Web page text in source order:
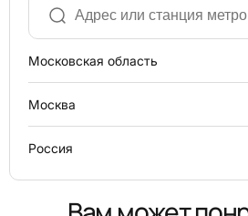
Московская область
Москва
Россия